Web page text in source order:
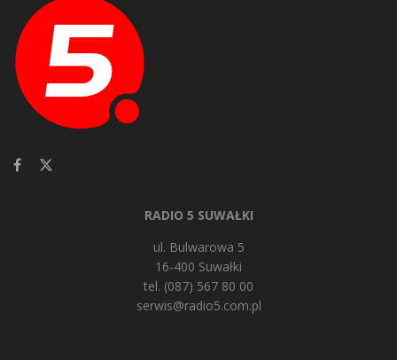
RADIO 5 SUWAŁKI
ul. Bulwarowa 5
16-400 Suwałki
tel. (087) 567 80 00
serwis@radio5.com.pl